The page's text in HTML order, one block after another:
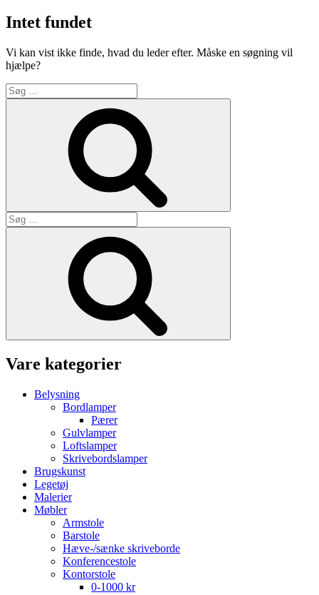
Intet fundet
Vi kan vist ikke finde, hvad du leder efter. Måske en søgning vil
hjælpe?
Søg
efter:
Søg
efter:
Vare kategorier
Belysning
Bordlamper
Pærer
Gulvlamper
Loftslamper
Skrivebordslamper
Brugskunst
Legetøj
Malerier
Møbler
Armstole
Barstole
Hæve-/sænke skriveborde
Konferencestole
Kontorstole
0-1000 kr